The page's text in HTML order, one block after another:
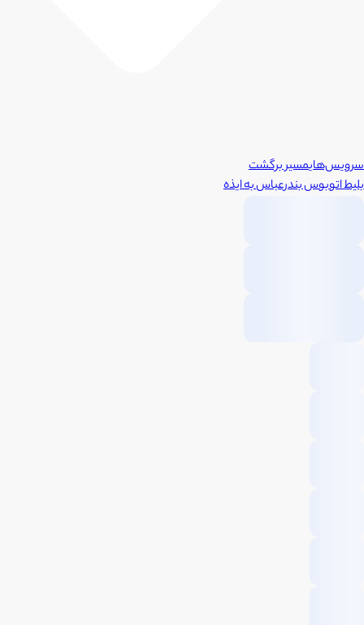
سرویس‌هایمسیر برگشت
بلیط اتوبوسبندرعباسبهایذه